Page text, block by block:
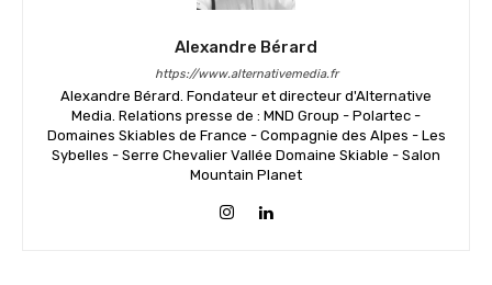
Alexandre Bérard
https://www.alternativemedia.fr
Alexandre Bérard. Fondateur et directeur d'Alternative
Media. Relations presse de : MND Group - Polartec -
Domaines Skiables de France - Compagnie des Alpes - Les
Sybelles - Serre Chevalier Vallée Domaine Skiable - Salon
Mountain Planet